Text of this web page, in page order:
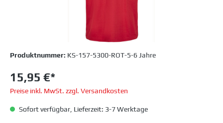
Produktnummer: KS-157-5300-ROT-5-6 Jahre
15,95 €*
Preise inkl. MwSt. zzgl. Versandkosten
Sofort verfügbar, Lieferzeit: 3-7 Werktage